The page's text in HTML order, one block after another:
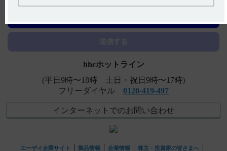
年ですか？
【エクフィナ】 包装単位について教えてください。
hhcホットライン
(平日9時〜18時 土日・祝日9時〜17時)
フリーダイヤル 0120-419-497
インターネットでのお問い合わせ
エーザイ企業サイト 製品情報 企業情報 株主・投資家の皆さまへ